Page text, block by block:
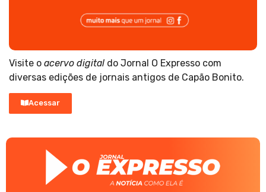
Visite o acervo digital do Jornal O Expresso com
diversas edições de jornais antigos de Capão Bonito.
Acessar